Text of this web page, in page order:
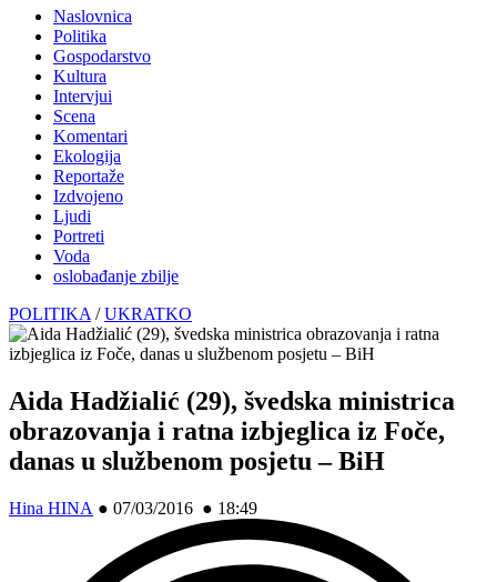
Naslovnica
Politika
Gospodarstvo
Kultura
Intervjui
Scena
Komentari
Ekologija
Reportaže
Izdvojeno
Ljudi
Portreti
Voda
oslobađanje zbilje
POLITIKA /UKRATKO
Aida Hadžialić (29), švedska ministrica
obrazovanja i ratna izbjeglica iz Foče,
danas u službenom posjetu – BiH
Hina HINA ● 07/03/2016 ● 18:49